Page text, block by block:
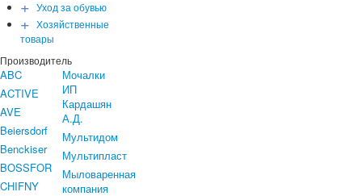
+ Уход за обувью
+ Хозяйственные
товары
Производитель
ABC
ACTIVE
AVE
Beiersdorf
Benckiser
BOSSFOR
CHIFNY
Мочалки
ИП
Кардашян
А.Д.
Мультидом
Мультипласт
Мыловаренная
компания